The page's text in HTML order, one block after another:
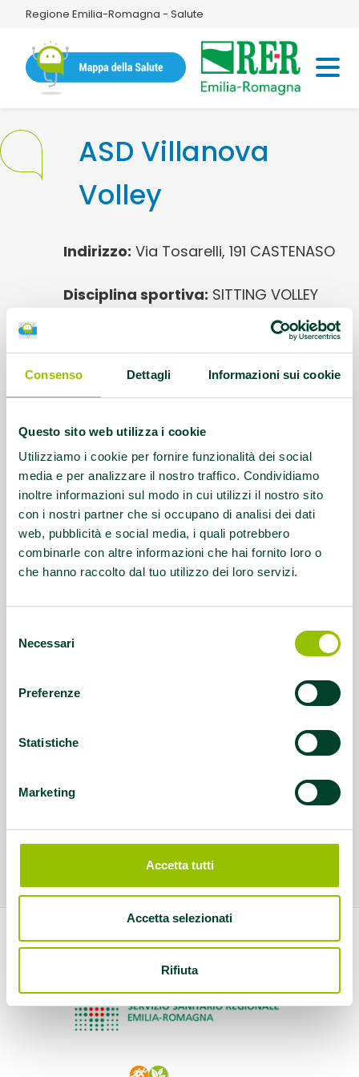
Consenso Dettagli Informazioni sui cookie
Questo sito web utilizza i cookie
Utilizziamo i cookie per fornire funzionalità dei social
media e per analizzare il nostro traffico. Condividiamo
inoltre informazioni sul modo in cui utilizzi il nostro sito
con i nostri partner che si occupano di analisi dei dati
web, pubblicità e social media, i quali potrebbero
combinarle con altre informazioni che hai fornito loro o
che hanno raccolto dal tuo utilizzo dei loro servizi.
delNecessari
Preferenze
Statistiche
Marketing
Accetta tutti
Accetta selezionati
Rifiuta
Regione Emilia-Romagna - Salute
ASD Villanova
Volley
Indirizzo: Via Tosarelli, 191 CASTENASO
Disciplina sportiva: SITTING VOLLEY
Morganelli Fernando
Contatti:3332948227 -
villanova@villanovavolley.com
DISABILITA' INTELLETTIVA-RELAZIONALE
Questo contenuto si trova inDisabilità e sport